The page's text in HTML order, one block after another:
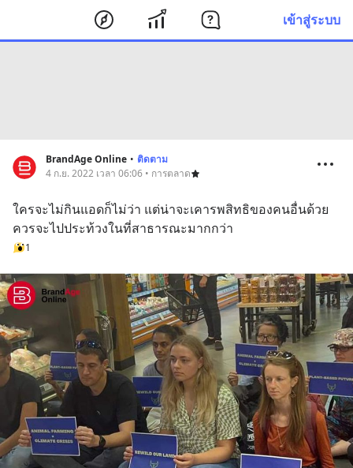
เข้าสู่ระบบ
BrandAge Online • ติดตาม
4 ก.ย. 2022 เวลา 06:06 • การตลาด
ใครจะไม่กินแอดก็ไม่ว่า แต่น่าจะเคารพสิทธิของคนอื่นด้วย
ควรจะไปประท้วงในที่สาธารณะ​มากกว่า
1